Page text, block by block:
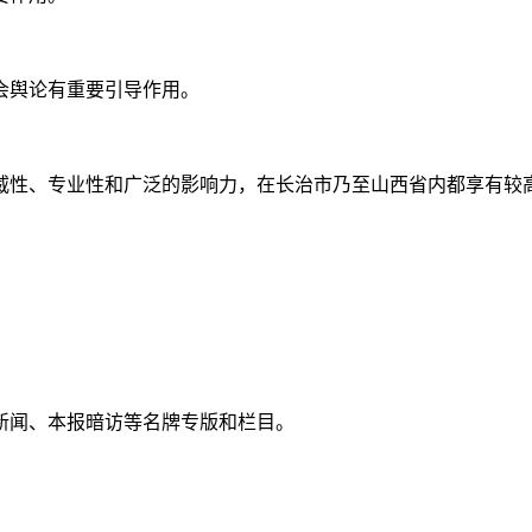
论有重要引导作用。
、专业性和广泛的影响力，在长治市乃至山西省内都享有较
、本报暗访等名牌专版和栏目。